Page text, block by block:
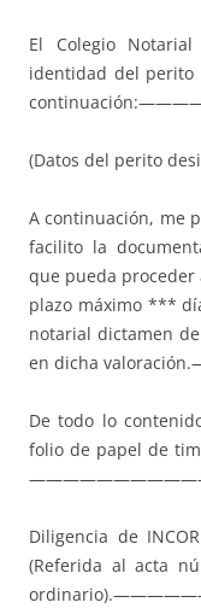
El Colegio
identidad del perito
(Datos del perito
A continuación, me
facilito la
que pueda
plazo máximo ***
notarial dictamen
en dicha
De todo lo
folio de papel de
Diligencia de
(Referida al acta